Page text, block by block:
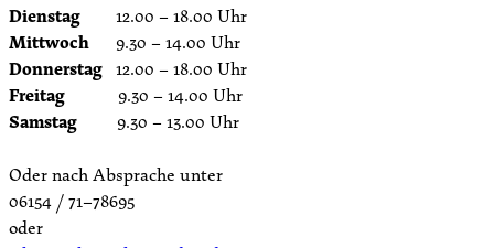
Dienstag 12.00 – 18.00 Uhr
Mittwoch 9.30 – 14.00 Uhr
Donnerstag 12.00 – 18.00 Uhr
Freitag 9.30 – 14.00 Uhr
Samstag 9.30 – 13.00 Uhr
Oder nach Absprache unter
06154 / 71–78695
oder